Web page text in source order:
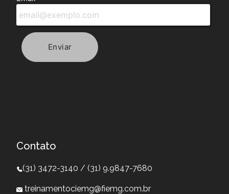
Contato
(31) 3472-3140 / (31) 9.9847-7680
treinamentociemg@fiemg.com.br